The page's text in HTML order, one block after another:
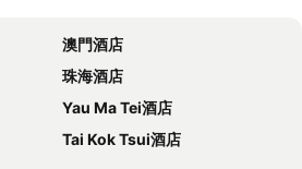
澳門酒店
珠海酒店
Yau Ma Tei酒店
Tai Kok Tsui酒店